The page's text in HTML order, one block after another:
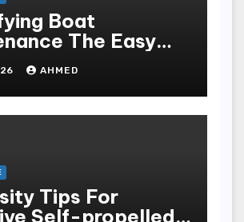
Boat
The Easy
Advantage
AHMED
Tips For
Self-propelled